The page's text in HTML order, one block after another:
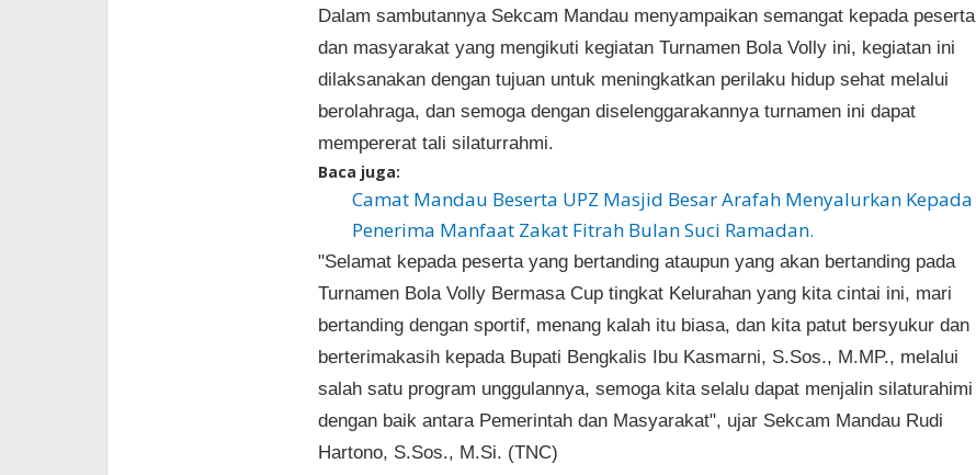
Dalam sambutannya Sekcam Mandau menyampaikan semangat kepada peserta
dan masyarakat yang mengikuti kegiatan Turnamen Bola Volly ini, kegiatan ini
dilaksanakan dengan tujuan untuk meningkatkan perilaku hidup sehat melalui
berolahraga, dan semoga dengan diselenggarakannya turnamen ini dapat
mempererat tali silaturrahmi.
Baca juga:
Camat Mandau Beserta UPZ Masjid Besar Arafah Menyalurkan Kepada
Penerima Manfaat Zakat Fitrah Bulan Suci Ramadan.
"Selamat kepada peserta yang bertanding ataupun yang akan bertanding pada
Turnamen Bola Volly Bermasa Cup tingkat Kelurahan yang kita cintai ini, mari
bertanding dengan sportif, menang kalah itu biasa, dan kita patut bersyukur dan
berterimakasih kepada Bupati Bengkalis Ibu Kasmarni, S.Sos., M.MP., melalui
salah satu program unggulannya, semoga kita selalu dapat menjalin silaturahimi
dengan baik antara Pemerintah dan Masyarakat", ujar Sekcam Mandau Rudi
Hartono, S.Sos., M.Si. (TNC)